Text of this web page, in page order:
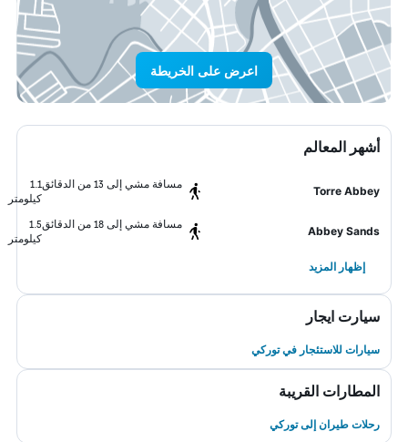
اعرض على الخريطة
أشهر المعالم
Torre Abbey
مسافة مشي إلى 13 من الدقائق
1.1
كيلومتر
Abbey Sands
مسافة مشي إلى 18 من الدقائق
1.5
كيلومتر
إظهار المزيد
سيارت ايجار
سيارات للاستئجار في توركي
المطارات القريبة
رحلات طيران إلى توركي